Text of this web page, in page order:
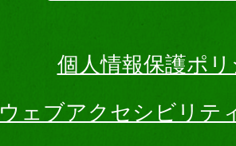
個人情報保護ポ
ウェブアクセシビリテ